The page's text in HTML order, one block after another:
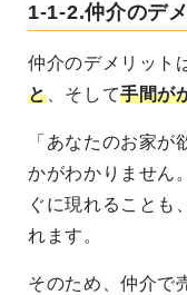
1-1-2.仲介のデ
仲介のデメリット
と、そして手間が
「あなたのお家
かがわかりません
ぐに現れることも
れます。
そのため、仲介で